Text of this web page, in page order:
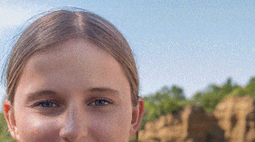
Più lette
Cronaca 4 Agosto 2026